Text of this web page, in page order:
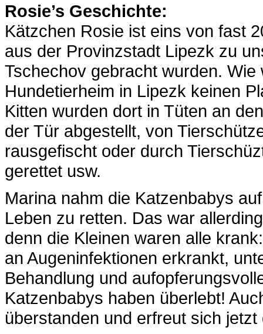
Rosie’s Geschichte:
Kätzchen Rosie ist eins von fast
aus der Provinzstadt Lipezk zu
Tschechov gebracht wurden.
Hundetierheim in Lipezk keinen
Kitten wurden dort in Tüten an
der Tür abgestellt, von
rausgefischt oder durch
gerettet usw.
Marina nahm die Katzenbabys
Leben zu retten. Das war
denn die Kleinen waren alle
an Augeninfektionen erkrankt,
Behandlung und
Katzenbabys haben überlebt!
überstanden und erfreut sich